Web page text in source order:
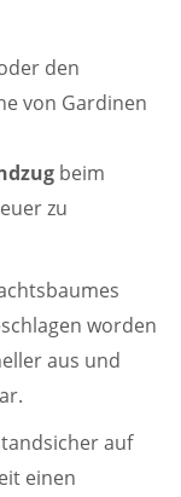
den
von Gardinen
beim
zu
worden
aus und
auf
einen